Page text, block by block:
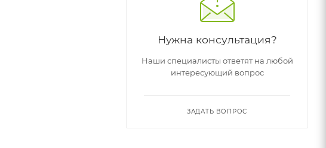
Нужна консультация?
Наши специалисты ответят на любой
интересующий вопрос
ЗАДАТЬ ВОПРОС